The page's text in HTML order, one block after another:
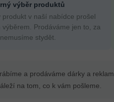
výběr produktů
produkt v naší nabídce prošel
výběrem. Prodáváme jen to, za
stydět.
a prodáváme dárky a
na tom, co k vám pošleme.